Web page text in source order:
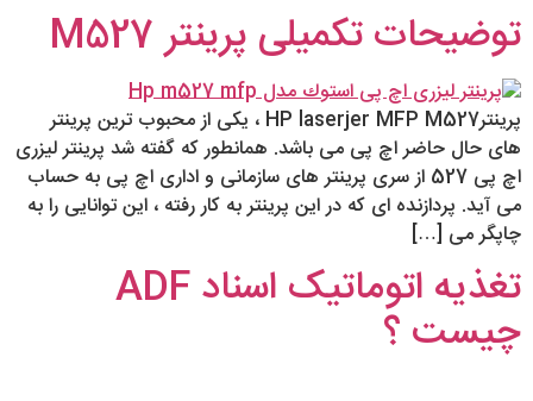
توضیحات تکمیلی پرینتر M527
پرینترHP laserjer MFP M527 ، یکی از محبوب ترین پرینتر
های حال حاضر اچ پی می باشد. همانطور که گفته شد پرینتر لیزری
اچ پی 527 از سری پرینتر های سازمانی و اداری اچ پی به حساب
می آید. پردازنده ای که در این پرینتر به کار رفته ، این توانایی را به
چاپگر می […]
تغذیه اتوماتیک اسناد ADF
چیست ؟